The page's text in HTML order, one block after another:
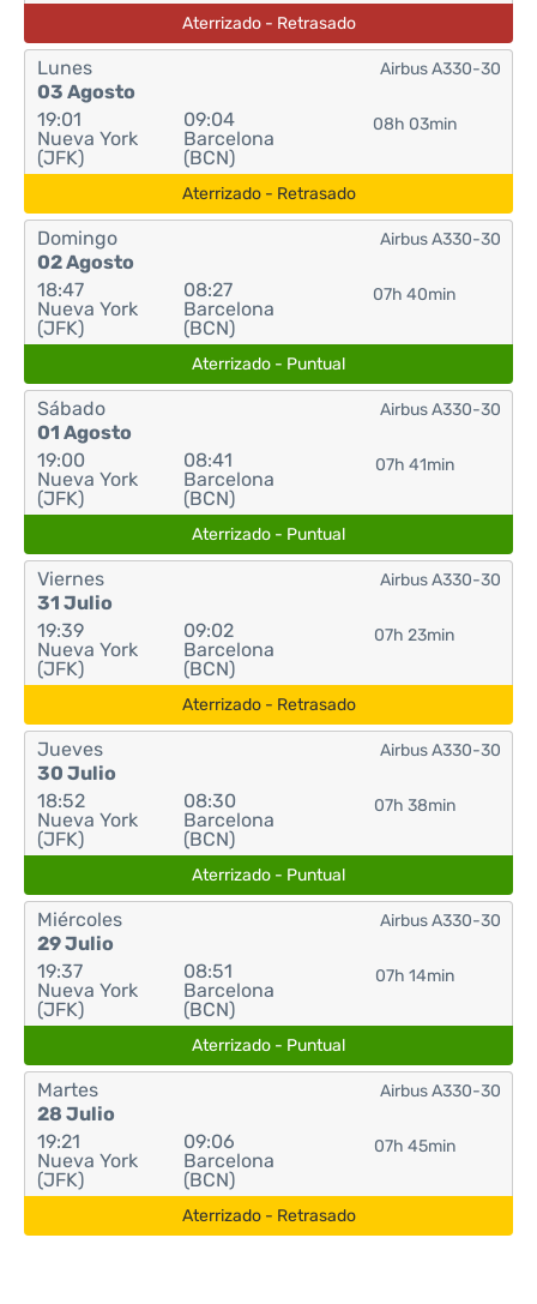
Aterrizado - Retrasado
Lunes
03 Agosto
19:01
Nueva York
(JFK)
09:04
Barcelona
(BCN)
08h 03min
Airbus A330-30
Aterrizado - Retrasado
Domingo
02 Agosto
18:47
Nueva York
(JFK)
08:27
Barcelona
(BCN)
07h 40min
Airbus A330-30
Aterrizado - Puntual
Sábado
01 Agosto
19:00
Nueva York
(JFK)
08:41
Barcelona
(BCN)
07h 41min
Airbus A330-30
Aterrizado - Puntual
Viernes
31 Julio
19:39
Nueva York
(JFK)
09:02
Barcelona
(BCN)
07h 23min
Airbus A330-30
Aterrizado - Retrasado
Jueves
30 Julio
18:52
Nueva York
(JFK)
08:30
Barcelona
(BCN)
07h 38min
Airbus A330-30
Aterrizado - Puntual
Miércoles
29 Julio
19:37
Nueva York
(JFK)
08:51
Barcelona
(BCN)
07h 14min
Airbus A330-30
Aterrizado - Puntual
Martes
28 Julio
19:21
Nueva York
(JFK)
09:06
Barcelona
(BCN)
07h 45min
Airbus A330-30
Aterrizado - Retrasado